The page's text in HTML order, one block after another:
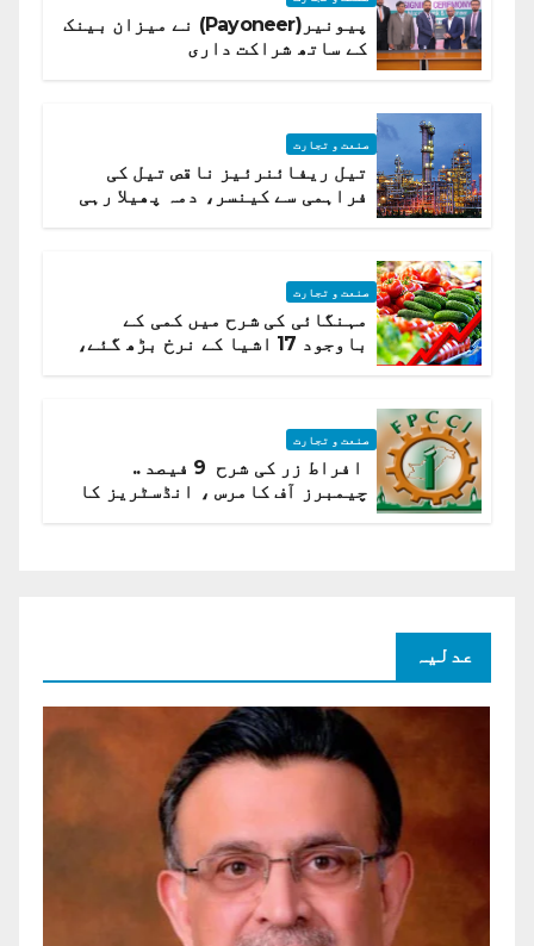
پیونیر(Payoneer) نے میزان بینک
کے ساتھ شراکت داری
صنعت و تجارت
تیل ریفائنرئیز ناقص تیل کی
فراہمی سے کینسر، دمہ پھیلا رہی
صنعت و تجارت
مہنگائی کی شرح میں کمی کے
باوجود 17 اشیا کے نرخ بڑھ گئے،
صنعت و تجارت
افراط زر کی شرح 9 فیصد ..
چیمبرز آف کامرس ، انڈسٹریز کا
عدلیہ